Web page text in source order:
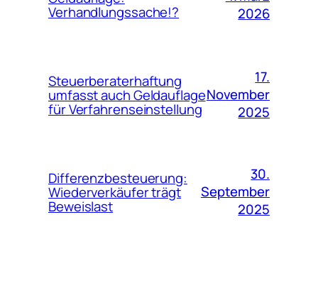
Verhandlungssache!?
2026
Steuerberaterhaftung
umfasst auch Geldauflage
für Verfahrenseinstellung
17.
November
2025
Differenzbesteuerung:
Wiederverkäufer trägt
Beweislast
30.
September
2025